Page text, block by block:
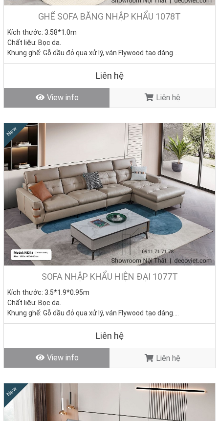
GHẾ SOFA BĂNG NHẬP KHẨU 1078T
Kích thước: 3.58*1.0m
Chất liệu: Bọc da.
Khung ghế: Gỗ dầu đỏ qua xử lý, ván Flywood tạo dáng.
Nệm ngồi: Mút D40 cao cấp
Liên hệ
View info Liên hệ
New
SOFA NHẬP KHẨU HIỆN ĐẠI 1077T
Kích thước: 3.5*1.9*0.95m
Chất liệu: Bọc da.
Khung ghế: Gỗ dầu đỏ qua xử lý, ván Flywood tạo dáng.
Nệm ngồi: Mút D40 cao cấp
Liên hệ
View info Liên hệ
New